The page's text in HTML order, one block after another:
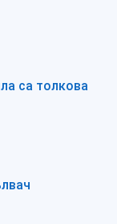
са толкова